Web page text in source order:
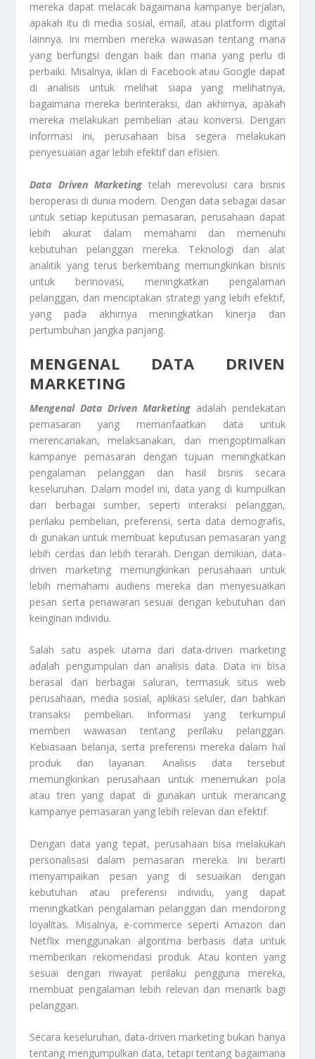
mereka dapat melacak bagaimana kampanye berjalan,
apakah itu di media sosial, email, atau platform digital
lainnya. Ini memberi mereka wawasan tentang mana
yang berfungsi dengan baik dan mana yang perlu di
perbaiki. Misalnya, iklan di Facebook atau Google dapat
di analisis untuk melihat siapa yang melihatnya,
bagaimana mereka berinteraksi, dan akhirnya, apakah
mereka melakukan pembelian atau konversi. Dengan
informasi ini, perusahaan bisa segera melakukan
penyesuaian agar lebih efektif dan efisien.
Data Driven Marketingtelah merevolusi cara bisnis
beroperasi di dunia modern. Dengan data sebagai dasar
untuk setiap keputusan pemasaran, perusahaan dapat
lebih akurat dalam memahami dan memenuhi
kebutuhan pelanggan mereka. Teknologi dan alat
analitik yang terus berkembang memungkinkan bisnis
untuk berinovasi, meningkatkan pengalaman
pelanggan, dan menciptakan strategi yang lebih efektif,
yang pada akhirnya meningkatkan kinerja dan
pertumbuhan jangka panjang.
MENGENAL DATA DRIVEN
MARKETING
Mengenal Data Driven Marketingadalah pendekatan
pemasaran yang memanfaatkan data untuk
merencanakan, melaksanakan, dan mengoptimalkan
kampanye pemasaran dengan tujuan meningkatkan
pengalaman pelanggan dan hasil bisnis secara
keseluruhan. Dalam model ini, data yang di kumpulkan
dari berbagai sumber, seperti interaksi pelanggan,
perilaku pembelian, preferensi, serta data demografis,
di gunakan untuk membuat keputusan pemasaran yang
lebih cerdas dan lebih terarah. Dengan demikian, data-
driven marketing memungkinkan perusahaan untuk
lebih memahami audiens mereka dan menyesuaikan
pesan serta penawaran sesuai dengan kebutuhan dan
keinginan individu.
Salah satu aspek utama dari data-driven marketing
adalah pengumpulan dan analisis data. Data ini bisa
berasal dari berbagai saluran, termasuk situs web
perusahaan, media sosial, aplikasi seluler, dan bahkan
transaksi pembelian. Informasi yang terkumpul
memberi wawasan tentang perilaku pelanggan.
Kebiasaan belanja, serta preferensi mereka dalam hal
produk dan layanan. Analisis data tersebut
memungkinkan perusahaan untuk menemukan pola
atau tren yang dapat di gunakan untuk merancang
kampanye pemasaran yang lebih relevan dan efektif.
Dengan data yang tepat, perusahaan bisa melakukan
personalisasi dalam pemasaran mereka. Ini berarti
menyampaikan pesan yang di sesuaikan dengan
kebutuhan atau preferensi individu, yang dapat
meningkatkan pengalaman pelanggan dan mendorong
loyalitas. Misalnya, e-commerce seperti Amazon dan
Netflix menggunakan algoritma berbasis data untuk
memberikan rekomendasi produk. Atau konten yang
sesuai dengan riwayat perilaku pengguna mereka,
membuat pengalaman lebih relevan dan menarik bagi
pelanggan.
Secara keseluruhan, data-driven marketing bukan hanya
tentang mengumpulkan data, tetapi tentang bagaimana